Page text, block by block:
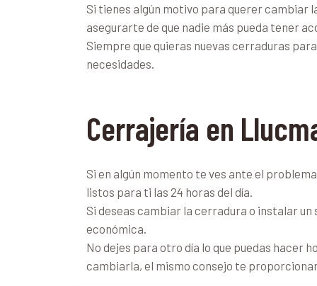
Si tienes algún motivo para querer cambiar
asegurarte de que nadie más pueda tener
Siempre que quieras nuevas cerraduras
necesidades.
Cerrajería en
Si en algún momento te ves ante el
listos para ti las 24 horas del día.
Si deseas cambiar la cerradura o instalar
económica.
No dejes para otro día lo que puedas hacer
cambiarla, el mismo consejo te